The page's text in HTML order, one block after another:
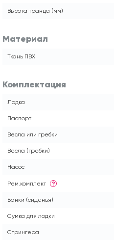
Высота транца (мм)
Материал
Ткань ПВХ
Комплектация
Лодка
Паспорт
Весла или гребки
Весла (гребки)
Насос
Рем.комплект ?
Банки (сиденья)
Сумка для лодки
Стрингера